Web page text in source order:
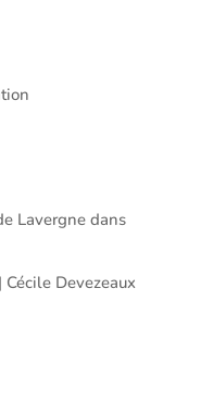
Lavergnedans
Devezeaux